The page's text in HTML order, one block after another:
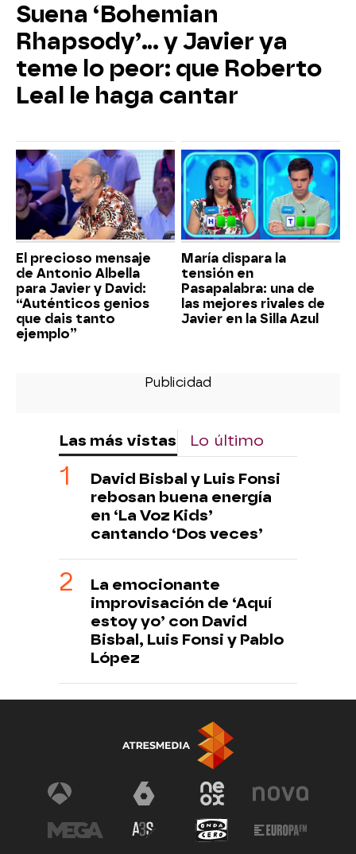
Suena ‘Bohemian
Rhapsody’... y Javier ya
teme lo peor: que Roberto
Leal le haga cantar
El precioso mensaje
de Antonio Albella
para Javier y David:
“Auténticos genios
que dais tanto
ejemplo”
María dispara la
tensión en
Pasapalabra: una de
las mejores rivales de
Javier en la Silla Azul
Las más vistas Lo último
David Bisbal y Luis Fonsi
rebosan buena energía
en ‘La Voz Kids’
cantando ‘Dos veces’
La emocionante
improvisación de ‘Aquí
estoy yo’ con David
Bisbal, Luis Fonsi y Pablo
López